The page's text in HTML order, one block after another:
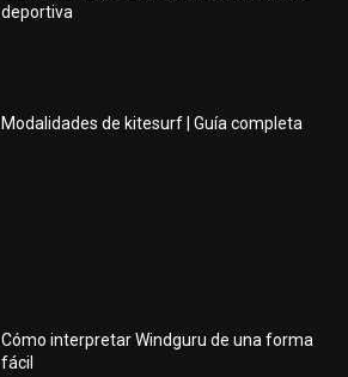
deportiva
Modalidades de kitesurf | Guía completa
Cómo interpretar Windguru de una forma
fácil